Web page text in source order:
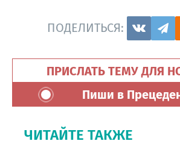
ПОДЕЛИТЬСЯ:
ПРИСЛАТЬ ТЕМУ ДЛЯ
Пиши в
ЧИТАЙТЕ ТАКЖЕ